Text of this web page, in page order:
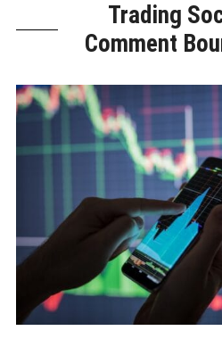
Trading
Comment